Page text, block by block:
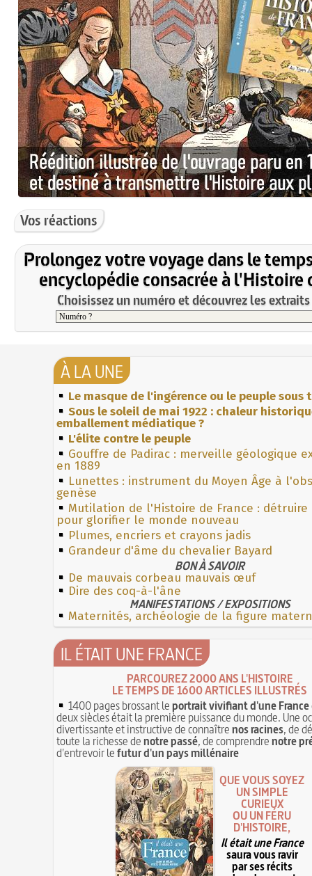
Vos réactions
Prolongez votre voyage dans le
encyclopédie consacrée à l'Histoire
Choisissez un numéro et découvrez les
À LA UNE
Le masque de l'ingérence ou le peuple sous
Sous le soleil de mai 1922 : chaleur
emballement médiatique ?
L'élite contre le peuple
Gouffre de Padirac : merveille géologique
en 1889
Lunettes : instrument du Moyen Âge à
genèse
Mutilation de l'Histoire de France : détruire
pour glorifier le monde nouveau
Plumes, encriers et crayons jadis
Grandeur d'âme du chevalier Bayard
BON À SAVOIR
De mauvais corbeau mauvais œuf
Dire des coq-à-l'âne
MANIFESTATIONS / EXPOSITIONS
Maternités, archéologie de la figure
IL ÉTAIT UNE FRANCE
PARCOUREZ 2000 ANS L'HISTOIRE
LE TEMPS DE 1600 ARTICLES ILLUSTRÉS
1400 pages brossant leportrait vivifiant d'une France
deux siècles était la première puissance du monde. Une
divertissante et instructive de connaîtrenos racines, de
toute la richesse denotre passé, de comprendrenotre
d'entrevoir lefutur d'un pays millénaire
QUE VOUS SOYEZ
UN SIMPLE
CURIEUX
OU UN FÉRU
D'HISTOIRE,
Il était une France
saura vous ravir
par ses récits